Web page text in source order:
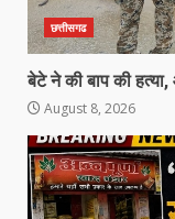
छत्तीसगढ
बेटे ने की बाप की
August 8, 2026